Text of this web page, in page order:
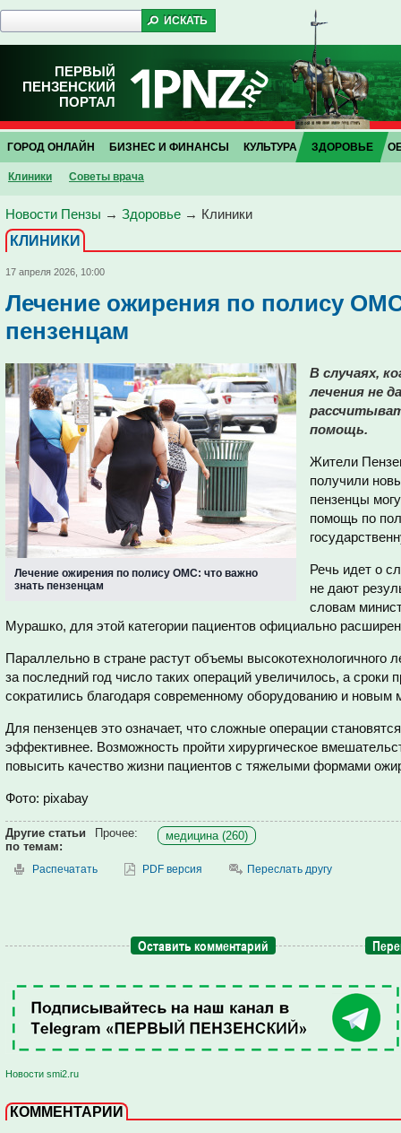
ПЕРВЫЙ
ПЕНЗЕНСКИЙ
ПОРТАЛ
ГОРОД ОНЛАЙН БИЗНЕС И ФИНАНСЫ КУЛЬТУРА ЗДОРОВЬЕ
Клиники Советы врача
Новости Пензы → Здоровье → Клиники
КЛИНИКИ
17 апреля 2026, 10:00
Лечение ожирения по полису
пензенцам
Лечение ожирения по полису ОМС: что важно
знать пензенцам
В случаях,
лечения не
помощь.
Жители
получили
пензенцы
помощь по
Речь идет о
не дают
словам
Мурашко, для этой категории пациентов официально
Параллельно в стране растут объемы
за последний год число таких операций увеличилось, а сроки
сократились благодаря современному оборудованию и новым
Для пензенцев это означает, что сложные операции
эффективнее. Возможность пройти хирургическое
повысить качество жизни пациентов с тяжелыми формами
Фото: pixabay
Другие статьи
по темам:
Прочее: медицина (260)
Распечатать PDF версия Переслать другу
Оставить комментарий
Новости smi2.ru
КОММЕНТАРИИ